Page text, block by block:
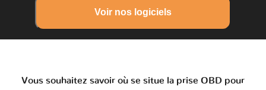
Voir nos logiciels
Vous souhaitez savoir où se situe la prise OBD pour